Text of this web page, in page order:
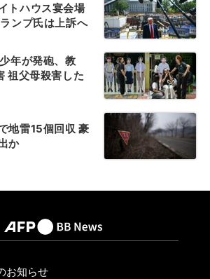
トハウス宴会場
ンプ氏は上訴へ
年が発砲、教
祖父母殺害した
地雷15個回収 豪
か
お知らせ